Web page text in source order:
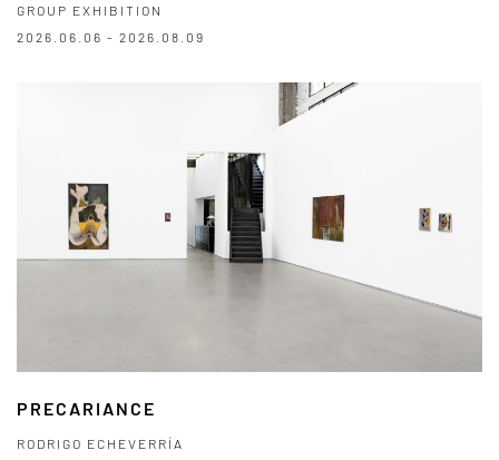
GROUP EXHIBITION
2026.06.06 - 2026.08.09
PRECARIANCE
RODRIGO ECHEVERRÍA